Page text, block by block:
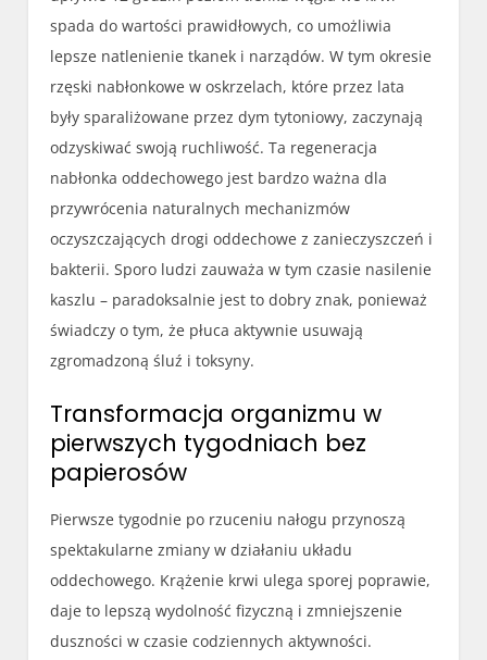
spada do wartości prawidłowych, co umożliwia
lepsze natlenienie tkanek i narządów. W tym okresie
rzęski nabłonkowe w oskrzelach, które przez lata
były sparaliżowane przez dym tytoniowy, zaczynają
odzyskiwać swoją ruchliwość. Ta regeneracja
nabłonka oddechowego jest bardzo ważna dla
przywrócenia naturalnych mechanizmów
oczyszczających drogi oddechowe z zanieczyszczeń i
bakterii. Sporo ludzi zauważa w tym czasie nasilenie
kaszlu – paradoksalnie jest to dobry znak, ponieważ
świadczy o tym, że płuca aktywnie usuwają
zgromadzoną śluź i toksyny.
Transformacja organizmu w
pierwszych tygodniach bez
papierosów
Pierwsze tygodnie po rzuceniu nałogu przynoszą
spektakularne zmiany w działaniu układu
oddechowego. Krążenie krwi ulega sporej poprawie,
daje to lepszą wydolność fizyczną i zmniejszenie
duszności w czasie codziennych aktywności.